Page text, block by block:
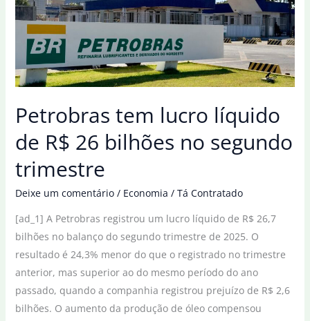
bolsa
montante
dividendos
Petrobras tem lucro líquido
de R$ 26 bilhões no segundo
trimestre
Deixe um comentário / Economia / Tá Contratado
[ad_1] A Petrobras registrou um lucro líquido de R$ 26,7
bilhões no balanço do segundo trimestre de 2025. O
resultado é 24,3% menor do que o registrado no trimestre
anterior, mas superior ao do mesmo período do ano
passado, quando a companhia registrou prejuízo de R$ 2,6
bilhões. O aumento da produção de óleo compensou